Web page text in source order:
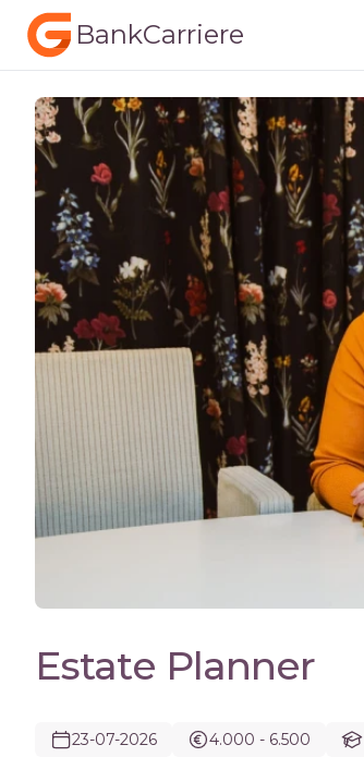
BankCarriere
Estate Planner
23-07-2026 4.000 - 6.500